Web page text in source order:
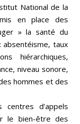
National de la
en place des
» la santé du
absentéisme, taux
hiérarchiques,
niveau sonore,
hommes et des
centres d’appels
le bien-être des